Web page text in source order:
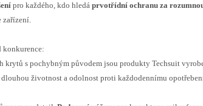
pro každého, kdo hledá prvotřídní ochranu za
zařízení.
krytů s pochybným původem jsou produkty Techsuit
dlouhou životnost a odolnost proti každodennímu